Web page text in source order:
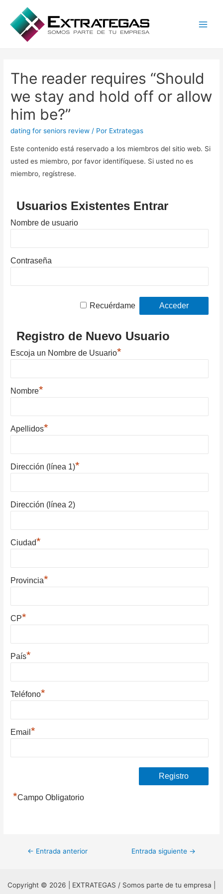
The reader requires “Should
we stay and hold off or allow
him be?”
dating for seniors review / Por Extrategas
Este contenido está reservado a los miembros del sitio web. Si
usted es miembro, por favor identifíquese. Si usted no es
miembro, regístrese.
Usuarios Existentes Entrar
Nombre de usuario
Contraseña
Recuérdame
Registro de Nuevo Usuario
Escoja un Nombre de Usuario*
Nombre*
Apellidos*
Dirección (línea 1)*
Dirección (línea 2)
Ciudad*
Provincia*
CP*
País*
Teléfono*
Email*
*Campo Obligatorio
Navegación
entradas
← Entrada anterior Entrada siguiente →
Copyright © 2026 | EXTRATEGAS / Somos parte de tu empresa |